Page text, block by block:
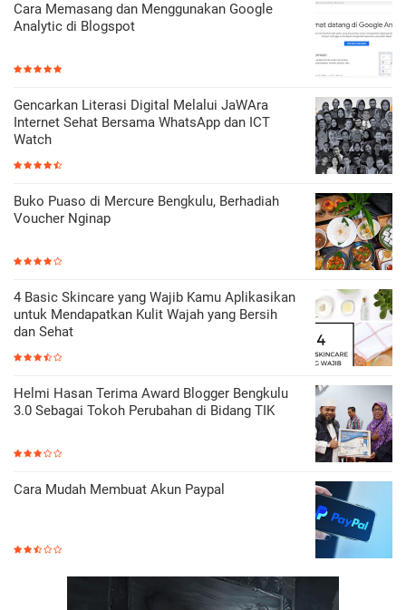
Cara Memasang dan Menggunakan Google
Analytic di Blogspot
Gencarkan Literasi Digital Melalui JaWAra
Internet Sehat Bersama WhatsApp dan ICT
Watch
Buko Puaso di Mercure Bengkulu, Berhadiah
Voucher Nginap
4 Basic Skincare yang Wajib Kamu Aplikasikan
untuk Mendapatkan Kulit Wajah yang Bersih
dan Sehat
Helmi Hasan Terima Award Blogger Bengkulu
3.0 Sebagai Tokoh Perubahan di Bidang TIK
Cara Mudah Membuat Akun Paypal